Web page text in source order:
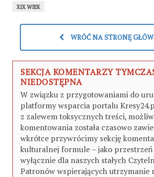
XIX WIEK
WRÓĆ NA STRONĘ
SEKCJA KOMENTARZY
NIEDOSTĘPNA
W związku z przygotowaniami do
platformy wsparcia portalu
z zalewem toksycznych treści,
komentowania została czasowo
wkrótce przywrócimy sekcję
kulturalnej formule – jako przestrzeń
wyłącznie dla naszych stałych
Patronów wspierających utrzymanie